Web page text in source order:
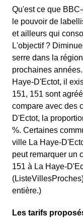
Qu'est ce que
le pouvoir de
et ailleurs qui
L'objectif ?
serre dans la
prochaines
Haye-D'Ectot, il
151, 151 sont
compare avec des
D'Ectot, la
%. Certaines
ville La Haye-
peut remarquer un
151 à La Haye-
entière.)
Les tarifs